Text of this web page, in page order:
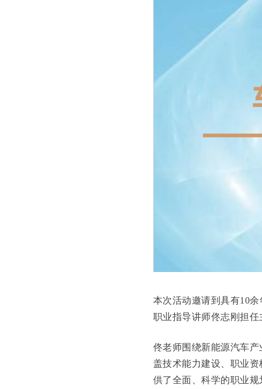
本次活动邀请到具有10
职业指导讲师佟志刚担任
佟老师围绕新能源汽车
盖技术能力建设、职业
供了全面、科学的职业规